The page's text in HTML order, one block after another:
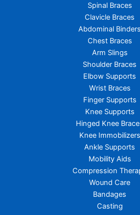
Spinal Braces
Clavicle Braces
Abdominal Binders
Chest Braces
Arm Slings
Shoulder Braces
Elbow Supports
Wrist Braces
Finger Supports
Knee Supports
Hinged Knee
Knee Immobilizers
Ankle Supports
Mobility Aids
Compression
Wound Care
Bandages
Casting